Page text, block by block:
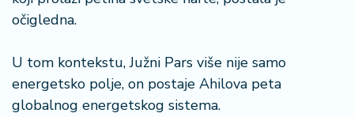
očigledna.
U tom kontekstu, Južni Pars više nije samo
energetsko polje, on postaje Ahilova peta
globalnog energetskog sistema.